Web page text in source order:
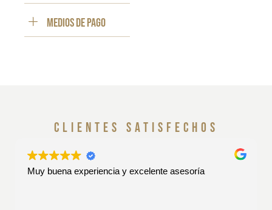
Medios de pago
clientes satisfechos
Muy buena experiencia y excelente asesoría